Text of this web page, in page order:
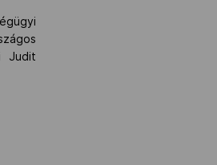
Judit